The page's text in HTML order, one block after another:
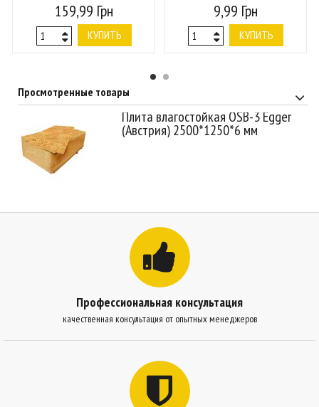
159,99 Грн
КУПИТЬ
9,99 Грн
КУПИТЬ
Просмотренные товары
Плита влагостойкая OSB-3 Egger
(Австрия) 2500*1250*6 мм
Профессиональная консультация
качественная консультация от опытных менеджеров